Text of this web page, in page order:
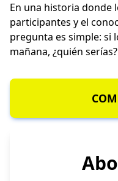
En una historia donde
participantes y el
pregunta es simple: si
mañana, ¿quién serías?